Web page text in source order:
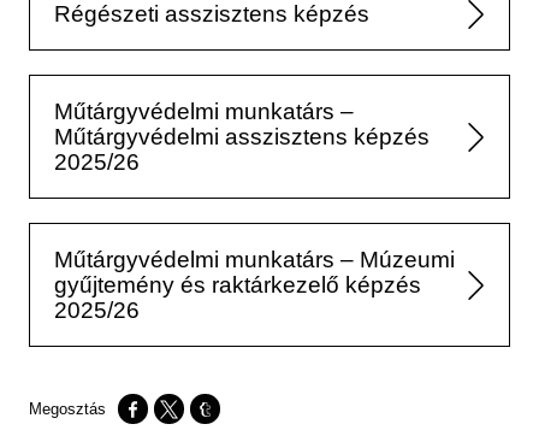
Régészeti asszisztens képzés
Műtárgyvédelmi munkatárs –
Műtárgyvédelmi asszisztens képzés
2025/26
Műtárgyvédelmi munkatárs – Múzeumi
gyűjtemény és raktárkezelő képzés
2025/26
Opens in a new window
Opens in a new window
Opens in a new window